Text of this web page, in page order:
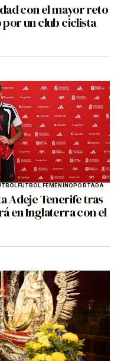
con el mayor reto
un club ciclista
FÚTBOL FEMENINOPORTADA
Adeje Tenerife tras
en Inglaterra con el